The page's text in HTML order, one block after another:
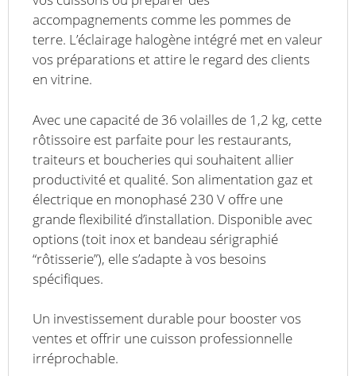
accompagnements comme les pommes de
terre. L’éclairage halogène intégré met en valeur
vos préparations et attire le regard des clients
en vitrine.
Avec une capacité de 36 volailles de 1,2 kg, cette
rôtissoire est parfaite pour les restaurants,
traiteurs et boucheries qui souhaitent allier
productivité et qualité. Son alimentation gaz et
électrique en monophasé 230 V offre une
grande flexibilité d’installation. Disponible avec
options (toit inox et bandeau sérigraphié
“rôtisserie”), elle s’adapte à vos besoins
spécifiques.
Un investissement durable pour booster vos
ventes et offrir une cuisson professionnelle
irréprochable.